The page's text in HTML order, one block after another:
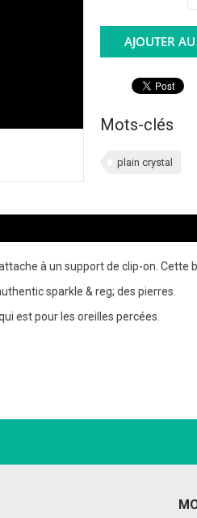
AJOUTER
Mots-clés
plain crystal
à un support de clip-on.
sparkle & reg; des pierres.
est pour les oreilles percées.